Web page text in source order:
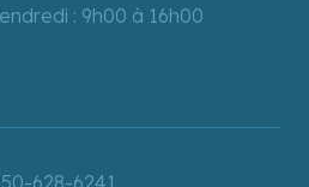
: 9h00 à 16h00
628-6241